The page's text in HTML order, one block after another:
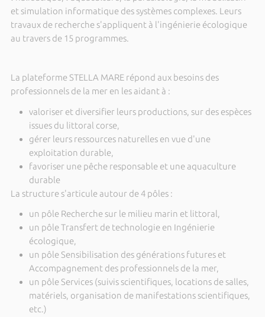
et simulation informatique des systèmes complexes. Leurs
travaux de recherche s'appliquent à l'ingénierie écologique
au travers de 15 programmes.
La plateforme STELLA MARE répond aux besoins des
professionnels de la mer en les aidant à :
valoriser et diversifier leurs productions, sur des espèces
issues du littoral corse,
gérer leurs ressources naturelles en vue d'une
exploitation durable,
favoriser une pêche responsable et une aquaculture
durable
La structure s'articule autour de 4 pôles :
un pôle Recherche sur le milieu marin et littoral,
un pôle Transfert de technologie en Ingénierie
écologique,
un pôle Sensibilisation des générations futures et
Accompagnement des professionnels de la mer,
un pôle Services (suivis scientifiques, locations de salles,
matériels, organisation de manifestations scientifiques,
etc.)